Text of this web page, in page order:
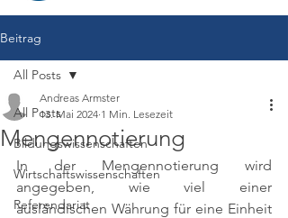
Beitrag
All Posts
Bildungswissenschaften
Wirtschaftswissenschaften
Referendariat
All Posts
Mengennotierung
Andreas Armster
13. Mai 2024 1 Min. Lesezeit
In der Mengennotierung wird
angegeben, wie viel einer
ausländischen Währung für eine Einheit